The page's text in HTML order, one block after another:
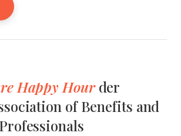
Happy Hourder
of Benefits and